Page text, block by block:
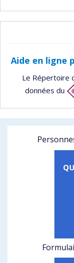
Aide en ligne
Le Répertoire
données du